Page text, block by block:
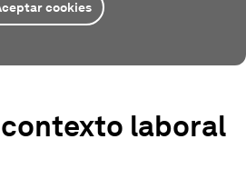
cookies
laboral